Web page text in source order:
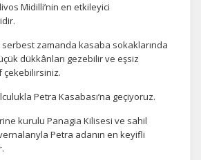
Midilli’nin en etkileyici
zamanda kasaba sokaklarında
dükkânları gezebilir ve eşsiz
Petra Kasabası’na geçiyoruz.
kurulu Panagia Kilisesi ve sahil
Petra adanın en keyifli